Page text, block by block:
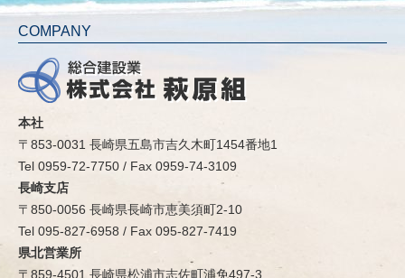
COMPANY
本社
〒853-0031 長崎県五島市吉久木町1454番地1
Tel 0959-72-7750 / Fax 0959-74-3109
長崎支店
〒850-0056 長崎県長崎市恵美須町2-10
Tel 095-827-6958 / Fax 095-827-7419
県北営業所
〒859-4501 長崎県松浦市志佐町浦免497-3